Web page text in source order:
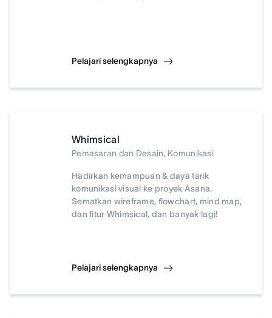
Pelajari selengkapnya
Whimsical
Pemasaran dan Desain, Komunikasi
Hadirkan kemampuan & daya tarik
komunikasi visual ke proyek Asana.
Sematkan wireframe, flowchart, mind map,
dan fitur Whimsical, dan banyak lagi!
Pelajari selengkapnya